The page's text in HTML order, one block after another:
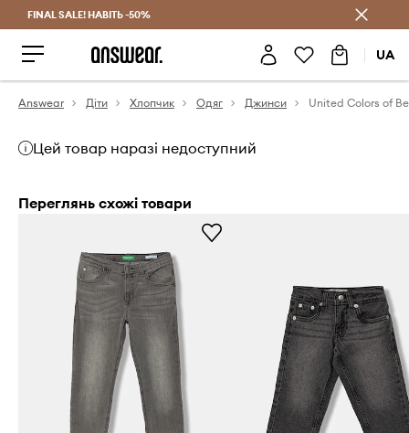
Заощаджуй з Answear Club
FINAL SALE! НАВІТЬ -50%
UA
Answear Діти Хлопчик Одяг Джинси
Цей товар наразі недоступний
Переглянь схожі товари